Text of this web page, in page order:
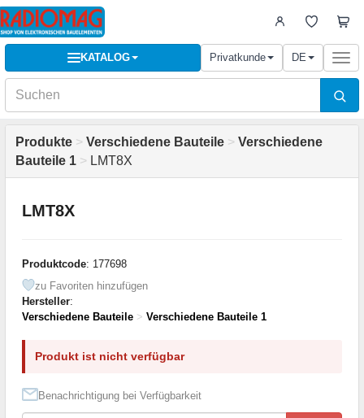
KATALOG Privatkunde DE
Produkte > Verschiedene Bauteile > Verschiedene
Bauteile 1 > LMT8X
LMT8X
Produktcode: 177698
zu Favoriten hinzufügen
Hersteller:
Verschiedene Bauteile > Verschiedene Bauteile 1
Produkt ist nicht verfügbar
Benachrichtigung bei Verfügbarkeit